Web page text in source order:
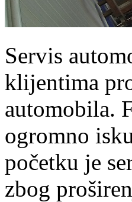
Servis
klijentima
automobila.
ogromno
početku je
zbog